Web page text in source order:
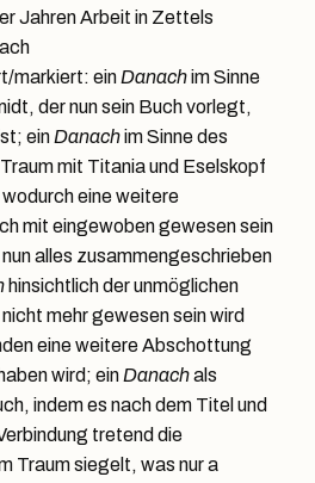
Jahren Arbeit in Zettels
markiert: ein Danachim Sinne
der nun sein Buch vorlegt,
ein Danachim Sinne des
mit Titania und Eselskopf
wodurch eine weitere
mit eingewoben gewesen sein
alles zusammengeschrieben
hinsichtlich der unmöglichen
mehr gewesen sein wird
eine weitere Abschottung
wird; ein Danachals
indem es nach dem Titel und
tretend die
Traum siegelt, was nur a